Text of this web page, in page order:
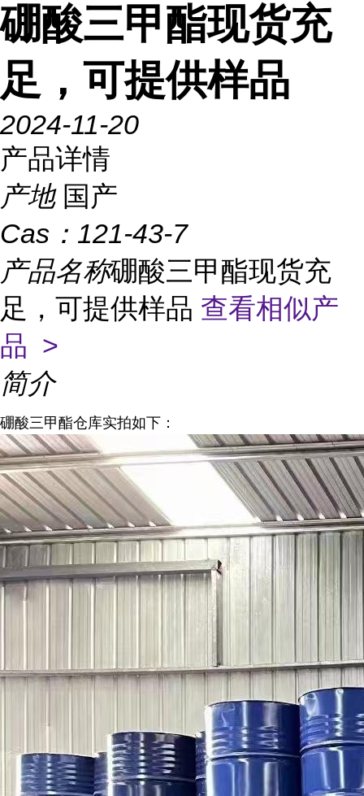
硼酸三甲酯现货充
足，可提供样品
2024-11-20
产品详情
产地 国产
Cas： 121-43-7
产品名称硼酸三甲酯现货充
足，可提供样品 查看相似产
品 >
简介
硼酸三甲酯仓库实拍如下：